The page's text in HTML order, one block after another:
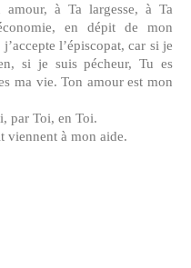
à Ta largesse, à Ta
en dépit de mon
l’épiscopat, car si je
si je suis pécheur, Tu es
ma vie. Ton amour est mon
par Toi, en Toi.
viennent à mon aide.